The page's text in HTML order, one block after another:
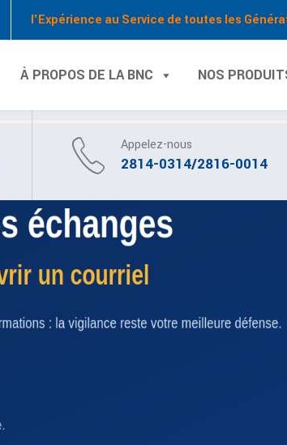
l'Expérience au Service de toutes les
À PROPOS DE LA BNC NOS
Appelez-nous
2814-0314/2816-0014